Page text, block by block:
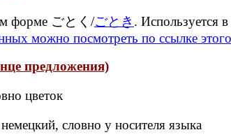
форме ごとく/ごとき . Используется
можно посмотреть по ссылке этого
предложения)
цветок
словно у носителя языка